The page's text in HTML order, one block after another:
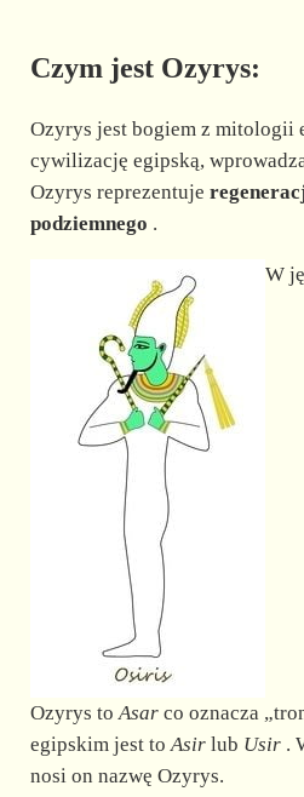
o
Czym jest Ozyrys:
Ozyrys jest bogiem z mitologii
cywilizację egipską,
Ozyrys reprezentuje
podziemnego .
W
Ozyrys toAsarco oznacza
egipskim jest toAsirlub Usir.
nosi on nazwę Ozyrys.